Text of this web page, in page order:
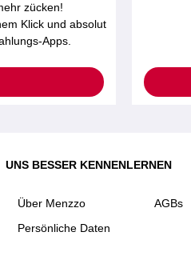
zücken!
Klick und absolut
Apps.
UNS BESSER KENNENLERNEN
Über Menzzo
Persönliche Daten
AGBs